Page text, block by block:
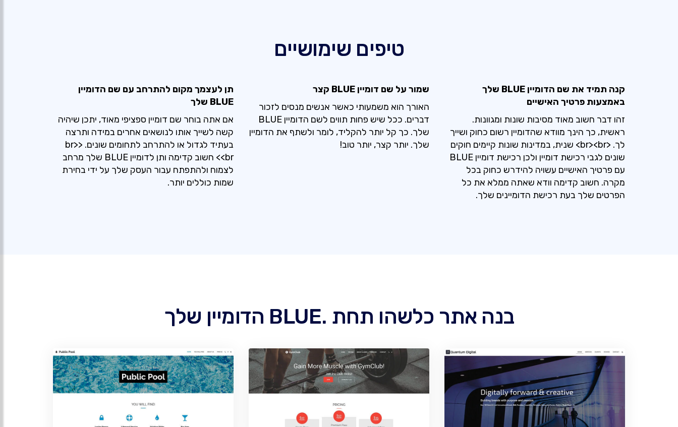
טיפים שימושיים
קנה תמיד את שם הדומיין BLUE שלך
באמצעות פרטיך האישיים
זהו דבר חשוב מאוד מסיבות שונות ומגוונות.
ראשית, כך הינך מוודא שהדומיין רשום כחוק ושייך
לך. <br><br> שנית, במדינות שונות קיימים חוקים
שונים לגבי רכישת דומיין ולכן רכישת דומיין BLUE
עם פרטיך האישיים עשויה להידרש כחוק בכל
מקרה. חשוב קדימה וודא שאתה ממלא את כל
הפרטים שלך בעת רכישת הדומיינים שלך.
שמור על שם דומיין BLUE קצר
האורך הוא משמעותי כאשר אנשים מנסים לזכור
דברים. ככל שיש פחות תווים לשם הדומיין BLUE
שלך. כך קל יותר להקליד, לומר ולשתף את הדומיין
שלך. יותר קצר, יותר טוב!
תן לעצמך מקום להתרחב עם שם הדומיין
BLUE שלך
אם אתה בוחר שם דומיין ספציפי מאוד, יתכן שיהיה
קשה לשייך אותו לנושאים אחרים במידה ותרצה
בעתיד לגדול או להתרחב לתחומים שונים. <br>
<br> חשוב קדימה ותן לדומיין BLUE שלך מרחב
לצמוח ולהתפתח עבור העסק שלך על ידי בחירת
שמות כוללים יותר.
בנה אתר כלשהו תחת .BLUE הדומיין שלך